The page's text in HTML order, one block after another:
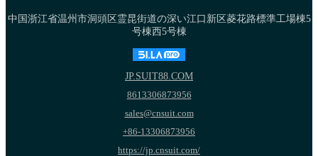
中国浙江省温州市洞頭区霊昆街道の深い江口新区菱花路標準工場棟5
号棟西5号棟
JP.SUIT88.COM
8613306873956
sales@cnsuit.com
+86-13306873956
https://jp.cnsuit.com/